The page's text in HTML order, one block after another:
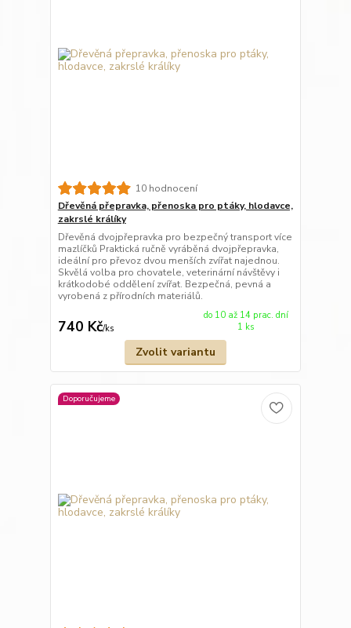
10 hodnocení
Dřevěná přepravka, přenoska pro ptáky, hlodavce,
zakrslé králíky
Dřevěná dvojpřepravka pro bezpečný transport více
mazlíčků Praktická ručně vyráběná dvojpřepravka,
ideální pro převoz dvou menších zvířat najednou.
Skvělá volba pro chovatele, veterinární návštěvy i
krátkodobé oddělení zvířat. Bezpečná, pevná a
vyrobená z přírodních materiálů.
740 Kč/ks
do 10 až 14 prac. dní
1 ks
Zvolit variantu
Doporučujeme